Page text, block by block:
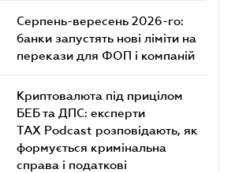
Серпень-вересень 2026-го:
банки запустять нові ліміти на
перекази для ФОП і компаній
Криптовалюта під прицілом
БЕБ та ДПС: експерти
TAX Podcast розповідають, як
формується кримінальна
справа і податкові